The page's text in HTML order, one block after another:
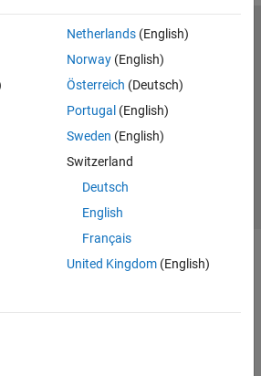
Netherlands(English)
Norway(English)
Österreich (Deutsch)
Portugal (English)
Sweden (English)
Switzerland
Deutsch
English
Français
United Kingdom(English)
Marcas comerciales
Antipiratería
Estado de las aplicaciones
Inc.
Seleccione un país/